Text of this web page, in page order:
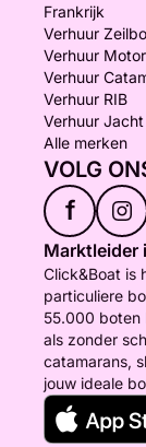
Frankrijk
Verhuur
Verhuur
Verhuur
Verhuur RIB
Verhuur Jacht
Alle merken
VOLG
f
Marktleider
Click&Boat is
particuliere
55.000 boten
als zonder
catamarans,
jouw ideale